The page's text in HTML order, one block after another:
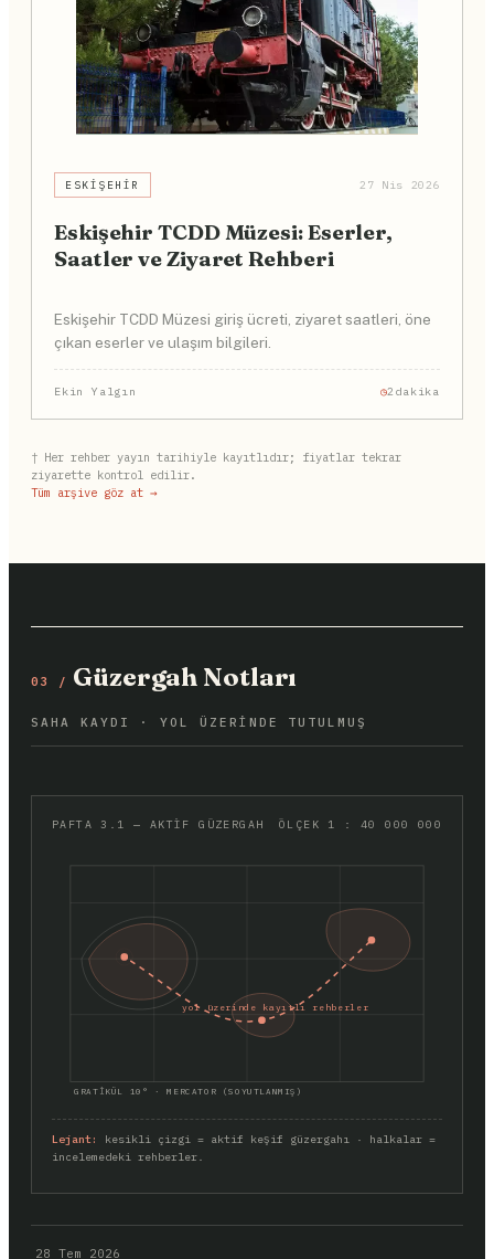
ESKIŞEHIR 27 Nis 2026
Eskişehir TCDD Müzesi: Eserler,
Saatler ve Ziyaret Rehberi
Eskişehir TCDD Müzesi giriş ücreti, ziyaret saatleri, öne
çıkan eserler ve ulaşım bilgileri.
Ekin Yalgın 2dakika
† Her rehber yayın tarihiyle kayıtlıdır; fiyatlar tekrar
ziyarette kontrol edilir.
Tüm arşive göz at →
03 / Güzergah Notları
SAHA KAYDI · YOL ÜZERINDE TUTULMUŞ
PAFTA 3.1 — AKTİF GÜZERGAH ÖLÇEK 1 : 40 000 000
yol üzerinde kayıtlı rehberler
GRATİKÜL 10° · MERCATOR (SOYUTLANMIŞ)
Lejant:
kesikli çizgi = aktif keşif güzergahı · halkalar =
incelemedeki rehberler.
28 Tem 2026